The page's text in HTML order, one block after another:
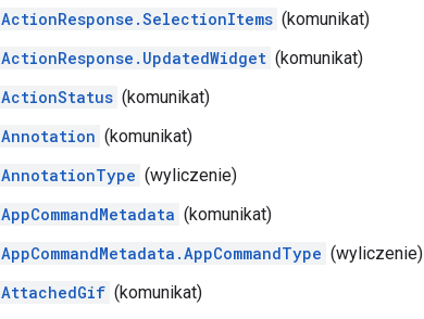
ActionResponse.SelectionItems (komunikat)
ActionResponse.UpdatedWidget (komunikat)
ActionStatus (komunikat)
Annotation (komunikat)
AnnotationType (wyliczenie)
AppCommandMetadata (komunikat)
AppCommandMetadata.AppCommandType (wyliczenie)
AttachedGif (komunikat)